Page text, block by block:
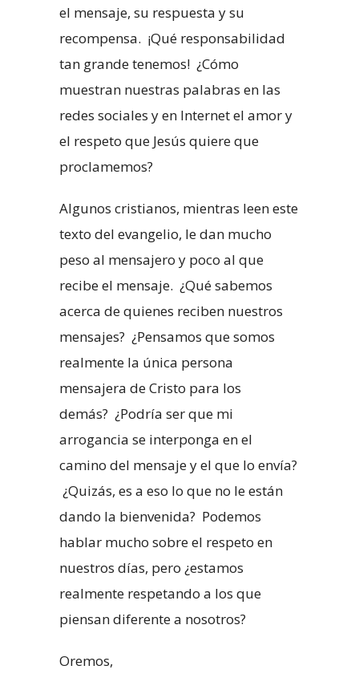
el mensaje, su respuesta y su
recompensa. ¡Qué responsabilidad
tan grande tenemos! ¿Cómo
muestran nuestras palabras en las
redes sociales y en Internet el amor y
el respeto que Jesús quiere que
proclamemos?
Algunos cristianos, mientras leen este
texto del evangelio, le dan mucho
peso al mensajero y poco al que
recibe el mensaje. ¿Qué sabemos
acerca de quienes reciben nuestros
mensajes? ¿Pensamos que somos
realmente la única persona
mensajera de Cristo para los
demás? ¿Podría ser que mi
arrogancia se interponga en el
camino del mensaje y el que lo envía?
¿Quizás, es a eso lo que no le están
dando la bienvenida? Podemos
hablar mucho sobre el respeto en
nuestros días, pero ¿estamos
realmente respetando a los que
piensan diferente a nosotros?
Oremos,